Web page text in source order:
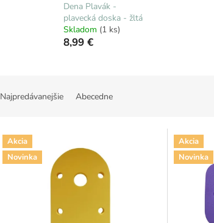
Dena Plavák -
plavecká doska - žltá
Skladom (1 ks)
8,99 €
Najpredávanejšie Abecedne
Akcia
Novinka
Akcia
Novinka